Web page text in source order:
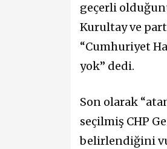
geçerli
Kurultay ve
“Cumhuriyet
yok” dedi.
Son olarak
seçilmiş CHP
belirlendiğini